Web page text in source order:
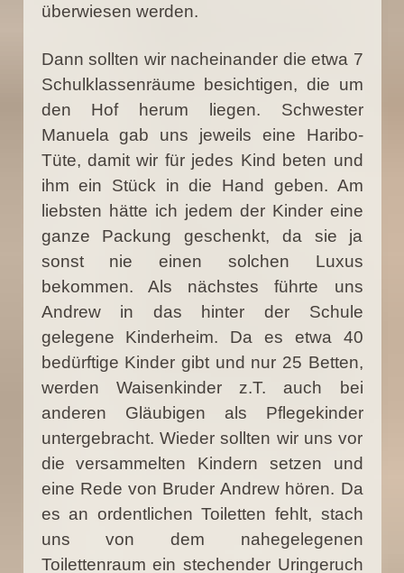
überwiesen werden.
Dann sollten wir nacheinander die etwa 7
Schulklassenräume besichtigen, die um
den Hof herum liegen. Schwester
Manuela gab uns jeweils eine Haribo-
Tüte, damit wir für jedes Kind beten und
ihm ein Stück in die Hand geben. Am
liebsten hätte ich jedem der Kinder eine
ganze Packung geschenkt, da sie ja
sonst nie einen solchen Luxus
bekommen. Als nächstes führte uns
Andrew in das hinter der Schule
gelegene Kinderheim. Da es etwa 40
bedürftige Kinder gibt und nur 25 Betten,
werden Waisenkinder z.T. auch bei
anderen Gläubigen als Pflegekinder
untergebracht. Wieder sollten wir uns vor
die versammelten Kindern setzen und
eine Rede von Bruder Andrew hören. Da
es an ordentlichen Toiletten fehlt, stach
uns von dem nahegelegenen
Toilettenraum ein stechender Uringeruch